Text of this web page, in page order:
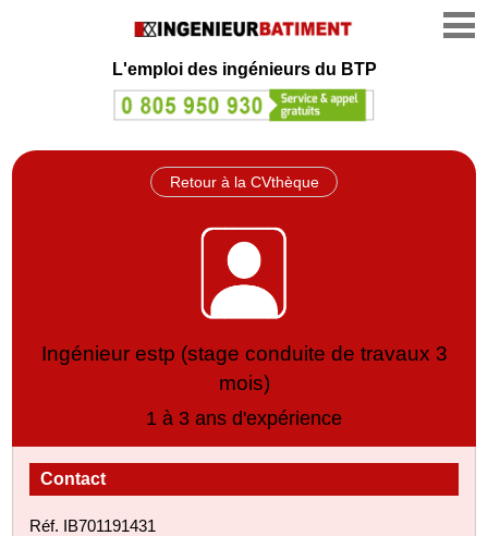
L'emploi des ingénieurs du BTP
Retour à la CVthèque
Ingénieur estp (stage conduite de travaux 3
mois)
1 à 3 ans d'expérience
Contact
Réf. IB701191431